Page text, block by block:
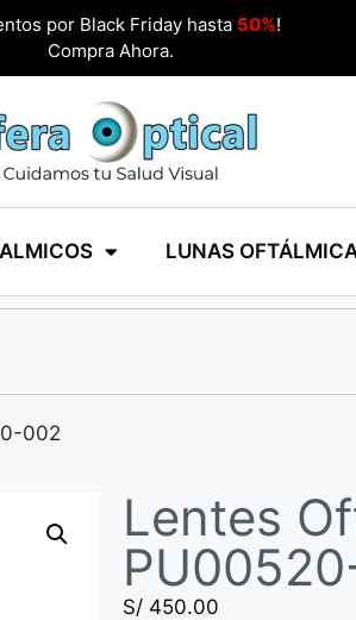
por Black Friday hasta 50%!
Compra Ahora.
LUNAS
002
Lentes
S/ 450.00